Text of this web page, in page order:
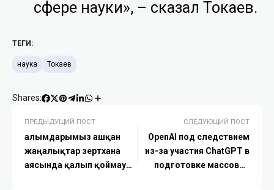
сфере науки», – сказал Токаев.
ТЕГИ:
наука Токаев
Shares:
ПРЕДЫДУЩИЙ ПОСТ
Ғалымдарымыз ашқан
жаңалықтар зертхана
аясында қалып қоймауы
СЛЕДУЮЩИЙ ПОСТ
OpenAI под следствием
из-за участия ChatGPT в
подготовке массовой